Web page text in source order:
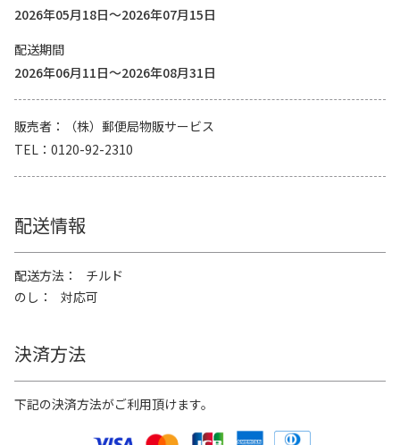
2026年05月18日～2026年07月15日
配送期間
2026年06月11日～2026年08月31日
販売者
（株）郵便局物販サービス
TEL
0120-92-2310
配送情報
配送方法
チルド
のし
対応可
決済方法
下記の決済方法がご利用頂けます。